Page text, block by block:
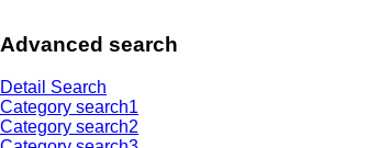
Advanced search
Detail Search
Category search1
Category search2